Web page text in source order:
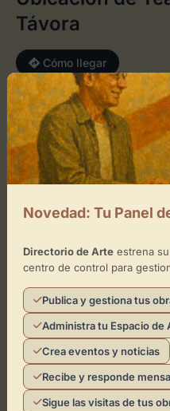
Távora
Cómo llegar
Teatro
+
−
Novedad: Tu Panel
Directorio de Arteestrena
centro de control para
Publica y gestiona tus
Administra tu Espacio de
Crea eventos y noticias
Recibe y responde
Sigue las visitas de tus